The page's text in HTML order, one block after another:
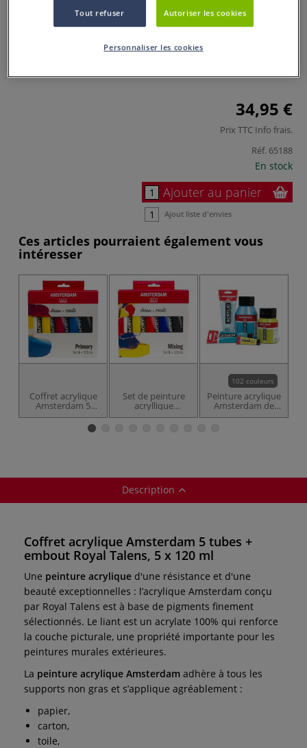
0 Commentaires
Parfaite pour les glacis, elle est aisément soluble dans l’eau
et les pigments de très grande qualité qui la composent lui
34,95 €
Prix TTC Info frais.
Réf. 65188
En stock
Ajouter au panier
Ajout liste d'envies
Ces articles pourraient également vous
intéresser
Coffret acrylique
Amsterdam 5
tubes Royal
Set de peinture
acryllique
standard
102 couleurs
Peinture acrylique
Amsterdam de
Royal Talens
Description
Coffret acrylique Amsterdam 5 tubes +
embout Royal Talens, 5 x 120 ml
Une peinture acrylique d'une résistance et d'une
beauté exceptionnelles : l’acrylique Amsterdam conçu
par Royal Talens est à base de pigments finement
sélectionnés. Le liant est un acrylate 100% qui renforce
la couche picturale, une propriété importante pour les
peintures murales extérieures.
La peinture acrylique Amsterdam adhère à tous les
supports non gras et s’applique agréablement :
papier,
carton,
toile,
Tout refuser Autoriser les cookies
Personnaliser les cookies